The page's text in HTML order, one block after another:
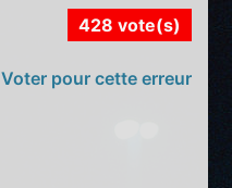
428 vote(s)
Voter pour cette erreur